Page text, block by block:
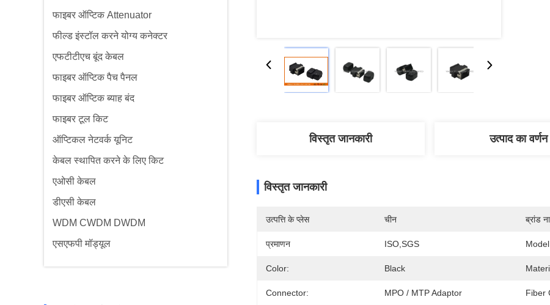
फाइबर ऑप्टिक Attenuator
फील्ड इंस्टॉल करने योग्य कनेक्टर
एफटीटीएच बूंद केबल
फाइबर ऑप्टिक पैच पैनल
फाइबर ऑप्टिक ब्याह बंद
फाइबर टूल किट
ऑप्टिकल नेटवर्क यूनिट
केबल स्थापित करने के लिए किट
एओसी केबल
डीएसी केबल
WDM CWDM DWDM
एसएफपी मॉड्यूल
विस्तृत जानकारी उत्पाद का वर्णन
विस्तृत जानकारी
उत्पत्ति के प्लेस चीन ब्रांड
प्रमाणन ISO,SGS
Color: Black
Connector: MPO / MTP Adaptor Fiber